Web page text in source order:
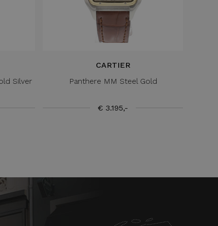
Silver
CARTIER
Panthere MM Steel Gold
€ 3.195,-